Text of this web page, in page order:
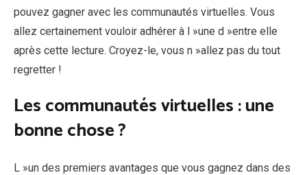
pouvez gagner avec les communautés virtuelles. Vous
allez certainement vouloir adhérer à l »une d »entre elle
après cette lecture. Croyez-le, vous n »allez pas du tout
regretter !
Les communautés virtuelles : une
bonne chose ?
L »un des premiers avantages que vous gagnez dans des